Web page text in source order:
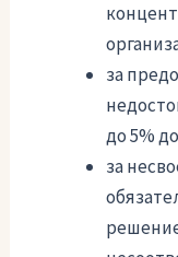
за
до 5%
за